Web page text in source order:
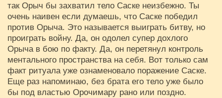
так Орыч бы захватил тело Саске неизбежно. Ты
очень наивен если думаешь, что Саске победил
против Орыча. Это называется выиграть битву, но
проиграть войну. Да, он одолел супер дохлого
Орыча в бою по факту. Да, он перетянул контроль
ментального пространства на себя. Вот только сам
факт ритуала уже ознаменовало поражение Саске.
Еще раз напоминаю, без брата его тело уже было
бы под властью Орочимару рано или поздно.